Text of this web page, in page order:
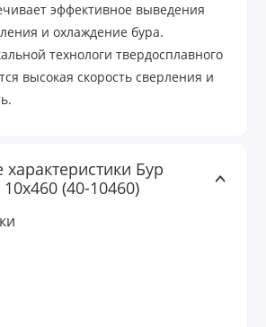
эффективное выведения
и охлаждение бура.
технологи твердосплавного
высокая скорость сверления и
характеристики Бур
10х460 (40-10460)